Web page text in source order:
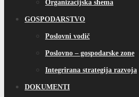
Organizacijska shema
GOSPODARSTVO
Poslovni vodič
Poslovno – gospodarske zone
Integrirana strategija razvoja
DOKUMENTI